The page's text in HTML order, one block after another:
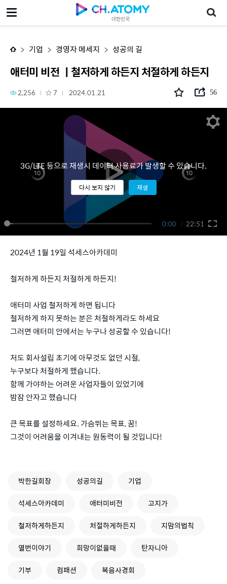
대한민국
애터미 비전 ㅣ철저하게 하든지 처절하게 하든지
기업 경영자 메세지 성공의 길
애터미 비전 ㅣ철저하게 하든지 처절하게 하든지
2,256 7 2024.01.21 56
0:00 22:51
3G/LTE 등으로 재생시 데이터 사용료가 발생할 수 있습니다.
다시 보지 않기 재생
2024년 1월 19일 석세스아카데미
철저하게 하든지 처절하게 하든지!
애터미 사업 철저하게 하면 됩니다
철저하게 하지 못하는 분은 처절하게라도 하세요
그러면 애터미 안에서는 누구나 성공할 수 있습니다!
저도 회사설립 초기에 아무것도 없던 시절,
누구보다 처절하게 했습니다.
함께 가야하는 어려운 사업자들이 있었기에
밤잠 안자고 했습니다
큰 목표를 설정하세요. 가슴뛰는 목표, 꿈!
그것이 어려움을 이겨내는 원동력이 될 것입니다!
박한길회장 성공의길
기업
석세스아카데미
애터미비전
고지가
철저하게하든지
처절하게하든지
지맘의법칙
열번이야기
희망이없을때
탄자니아
기부
컴패션 복음사경회